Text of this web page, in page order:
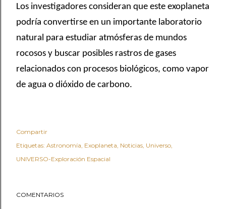
Los investigadores consideran que este exoplaneta
podría convertirse en un importante laboratorio
natural para estudiar atmósferas de mundos
rocosos y buscar posibles rastros de gases
relacionados con procesos biológicos, como vapor
de agua o dióxido de carbono.
Compartir
Etiquetas: Astronomía Exoplaneta Noticias Universo
UNIVERSO-Exploración Espacial
COMENTARIOS